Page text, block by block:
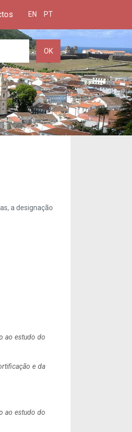
EN PT
OK
a designação
ao estudo do
e da
ao estudo do